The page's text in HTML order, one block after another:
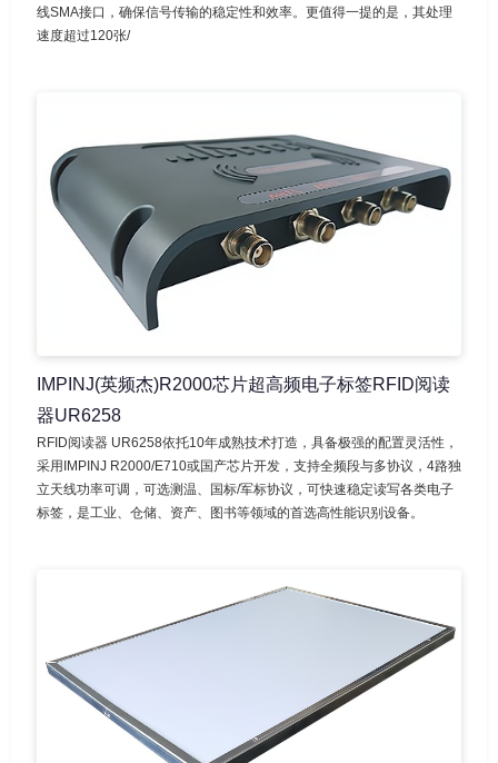
线SMA接口，确保信号传输的稳定性和效率。更值得一提的是，其处理
速度超过120张/
IMPINJ(英频杰)R2000芯片超高频电子标签RFID阅读
器UR6258
RFID阅读器 UR6258依托10年成熟技术打造，具备极强的配置灵活性，
采用IMPINJ R2000/E710或国产芯片开发，支持全频段与多协议，4路独
立天线功率可调，可选测温、国标/军标协议，可快速稳定读写各类电子
标签，是工业、仓储、资产、图书等领域的首选高性能识别设备。